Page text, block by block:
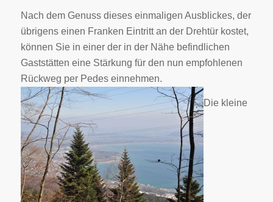
Nach dem Genuss dieses einmaligen Ausblickes, der
übrigens einen Franken Eintritt an der Drehtür kostet,
können Sie in einer der in der Nähe befindlichen
Gaststätten eine Stärkung für den nun empfohlenen
Rückweg per Pedes einnehmen.
Die kleine